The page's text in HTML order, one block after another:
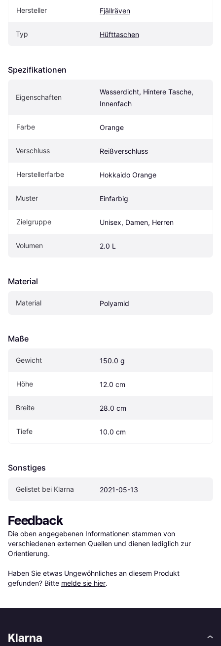
Hersteller Fjällräven
Typ Hüfttaschen
Spezifikationen
Eigenschaften
Wasserdicht, Hintere Tasche,
Innenfach
Farbe Orange
Verschluss Reißverschluss
Herstellerfarbe Hokkaido Orange
Muster Einfarbig
Zielgruppe Unisex, Damen, Herren
Volumen 2.0 L
Material
Material Polyamid
Maße
Gewicht 150.0 g
Höhe 12.0 cm
Breite 28.0 cm
Tiefe 10.0 cm
Sonstiges
Gelistet bei Klarna 2021-05-13
Feedback
Die oben angegebenen Informationen stammen von
verschiedenen externen Quellen und dienen lediglich zur
Orientierung.
Haben Sie etwas Ungewöhnliches an diesem Produkt
gefunden? Bitte melde sie hier.
Klarna